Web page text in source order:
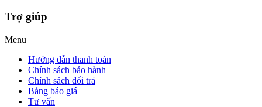
Trợ giúp
Menu
Hướng dẫn thanh toán
Chính sách bảo hành
Chính sách đổi trả
Bảng báo giá
Tư vấn